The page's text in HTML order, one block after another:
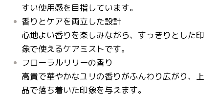
すい使用感を目指しています。
香りとケアを両立した設計
心地よい香りを楽しみながら、すっきりとした印
象で使えるケアミストです。
フローラルリリーの香り
高貴で華やかなユリの香りがふんわり広がり、上
品で落ち着いた印象を与えます。